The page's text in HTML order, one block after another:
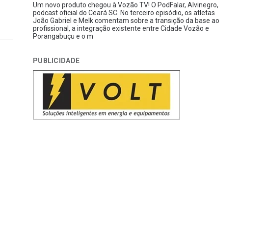
Um novo produto chegou à Vozão TV! O PodFalar, Alvinegro,
podcast oficial do Ceará SC. No terceiro episódio, os atletas
João Gabriel e Melk comentam sobre a transição da base ao
profissional, a integração existente entre Cidade Vozão e
Porangabuçu e o m
PUBLICIDADE